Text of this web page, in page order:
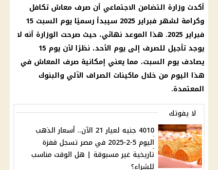
أكدت وزارة التضامن الاجتماعي أن صرف معاش تكافل
وكرامة لشهر فبراير 2025 سيبدأ رسميًا يوم السبت 15
فبراير 2025. هذا الموعد نهائي، حيث صرحت الوزارة أنه لا
يوجد تأجيل للصرف إلى يوم الأحد، نظرًا لأن يوم 15
يصادف يوم السبت، مما يعني إمكانية صرف المعاش في
هذا اليوم من خلال ماكينات الصراف الآلي والبنوك
المعتمدة.
لا يفوتك
4010 جنيه لعيار 21 الآن.. أسعار الذهب
اليوم 5-2-2025 في مصر تسجل قفزة
تاريخية غير مسبوقة | هل الوقت مناسب
للشراء؟